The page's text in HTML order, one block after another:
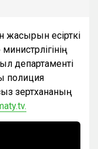
жасырын есірткі
департаменті
полиция
зертхананың